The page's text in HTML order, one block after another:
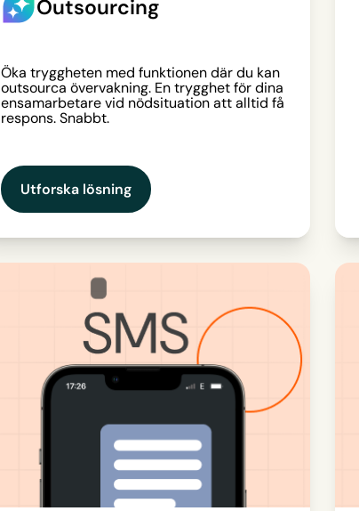
Outsourcing
Öka tryggheten med funktionen där du kan
outsourca övervakning. En trygghet för dina
ensamarbetare vid nödsituation att alltid få
respons. Snabbt.
Utforska lösning